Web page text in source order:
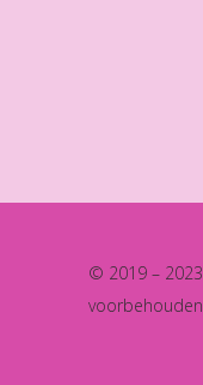
© 2019 –
voorbehouden